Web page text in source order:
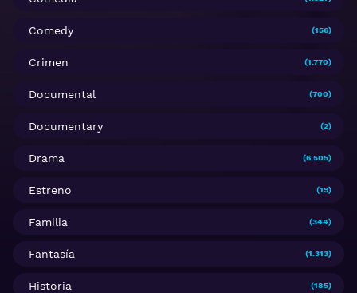
Comedy (156)
Crimen (1.770)
Documental (700)
Documentary (2)
Drama (6.505)
Estreno (19)
Familia (344)
Fantasía (1.313)
Historia (185)